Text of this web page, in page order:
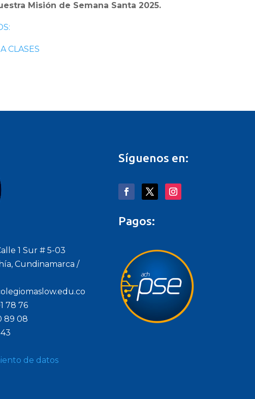
Misión de Semana Santa 2025.
1 Sur # 5-03
Cundinamarca /
78 76
89 08
de datos
Síguenos en:
Pagos: